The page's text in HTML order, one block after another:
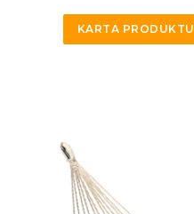
KARTA PRODUKTU